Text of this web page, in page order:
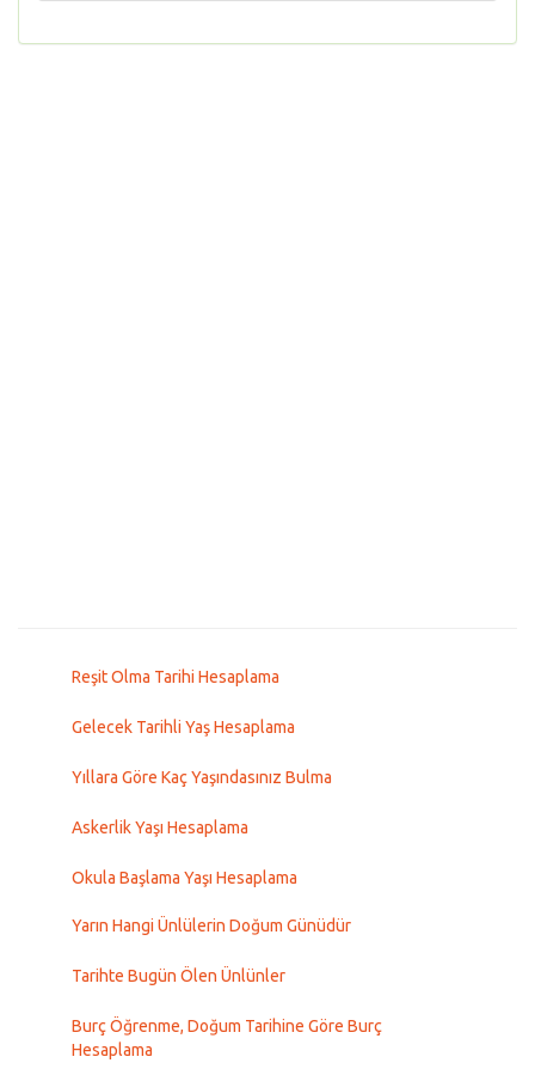
Reşit Olma Tarihi Hesaplama
Gelecek Tarihli Yaş Hesaplama
Yıllara Göre Kaç Yaşındasınız Bulma
Askerlik Yaşı Hesaplama
Okula Başlama Yaşı Hesaplama
Yarın Hangi Ünlülerin Doğum Günüdür
Tarihte Bugün Ölen Ünlünler
Burç Öğrenme, Doğum Tarihine Göre Burç
Hesaplama